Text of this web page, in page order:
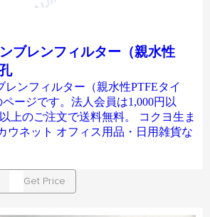
ブレンフィルター（親水性
ンフィルター（親水性PTFEタイ
ージです。法人会員は1,000円以
上のご注文で送料無料。 コクヨ生ま
ウネット オフィス用品・日用雑貨な
Get Price